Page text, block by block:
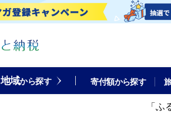
地域から探す 寄付額から探す
「